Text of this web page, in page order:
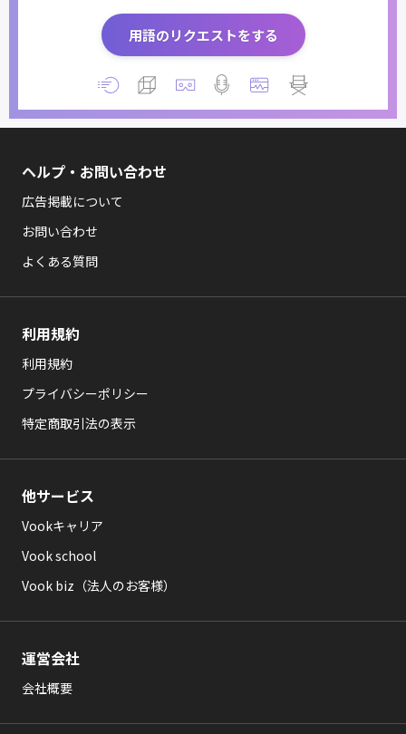
用語のリクエストをする
ヘルプ・お問い合わせ
広告掲載について
お問い合わせ
よくある質問
利用規約
利用規約
プライバシーポリシー
特定商取引法の表示
他サービス
Vookキャリア
Vook school
Vook biz（法人のお客様）
運営会社
会社概要